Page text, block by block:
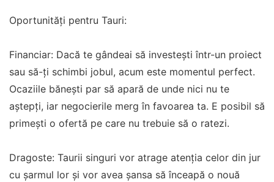
Oportunități pentru Tauri:
Financiar: Dacă te gândeai să investești într-un proiect
sau să-ți schimbi jobul, acum este momentul perfect.
Ocaziile bănești par să apară de unde nici nu te
aștepți, iar negocierile merg în favoarea ta. E posibil să
primești o ofertă pe care nu trebuie să o ratezi.
Dragoste: Taurii singuri vor atrage atenția celor din jur
cu șarmul lor și vor avea șansa să înceapă o nouă